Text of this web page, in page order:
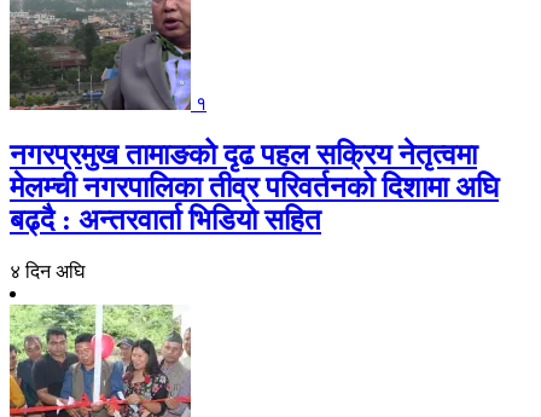
१
नगरप्रमुख तामाङको दृढ पहल सक्रिय नेतृत्वमा
मेलम्ची नगरपालिका तीव्र परिवर्तनको दिशामा अघि
बढ्दै : अन्तरवार्ता भिडियो सहित
४ दिन अघि